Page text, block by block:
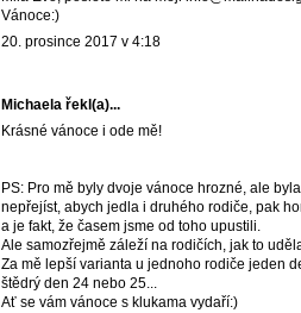
Vánoce:)
20. prosince 2017 v 4:18
Michaela řekl(a)...
Krásné vánoce i ode mě!
PS: Pro mě byly dvoje vánoce hrozné, ale
nepřejíst, abych jedla i druhého rodiče, pak
a je fakt, že časem jsme od toho upustili.
Ale samozřejmě záleží na rodičích, jak to
Za mě lepší varianta u jednoho rodiče jeden
štědrý den 24 nebo 25...
Ať se vám vánoce s klukama vydaří:)